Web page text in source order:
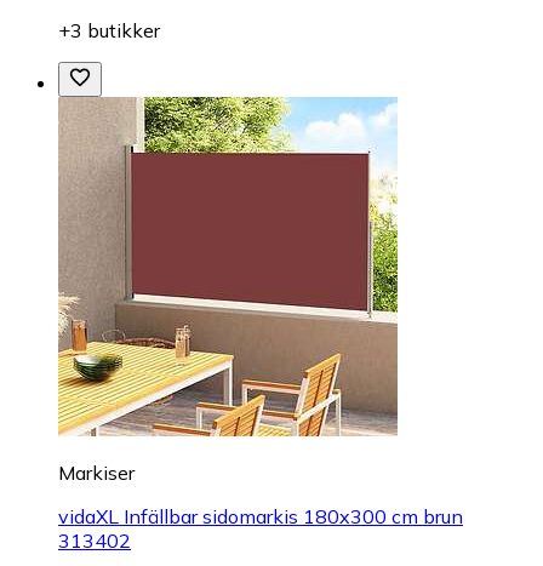
+3 butikker
Markiser
vidaXL Infällbar sidomarkis 180x300 cm brun
313402